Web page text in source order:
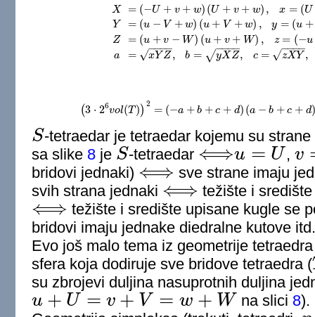
X
Y
Z
a
= (−U + v + w) (U + v + w) , x = (U
= (u − V + w) (u + V + w) , y = (u +
= (u + v − W) (u + v + W) , z = (−u
= xY Z
− −
−−
√ , b = yX Z
− −
−−
√ , c = zXY
− −
−−
√ ,
X= +v w +w), = v w)(U v− Y=
(3 ⋅ 26vol(T )) 2 = (−a + b + c + d) (a − b + c + d)
(3 26vo l(T ))2=( − a+b+c+d )(a −b+c+ d)( a+
S
S
-tetraedar je tetraedar kojemu su
sa slike 8je S
S -tetraedar ⟺
⟺ u = U
u=U ,v
v= V
bridovi jednaki) ⟺
⟺
sve strane imaju
svih strana jednaki ⟺
⟺ težište i
⟺
⟺
težište i središte upisane kugle se
bridovi imaju jednake diedralne kutove itd.
Evo još malo tema iz geometrije
sfera koja dodiruje sve bridove tetraedra (
su zbrojevi duljina nasuprotnih duljina
u + U = v + V = w + W
u+U=v+ V=w +W na slici 8).